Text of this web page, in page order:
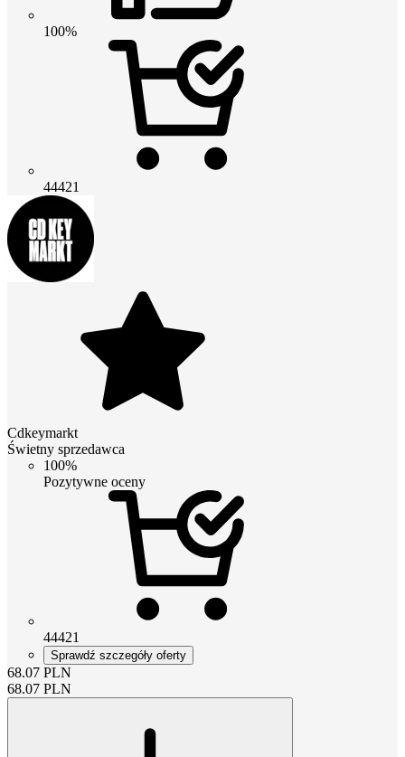
100%
44421
Cdkeymarkt
Świetny sprzedawca
100%
Pozytywne oceny
44421
Sprawdź szczegóły oferty
68.07 PLN
68.07 PLN